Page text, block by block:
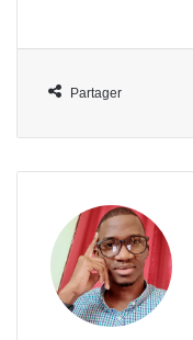
Partager